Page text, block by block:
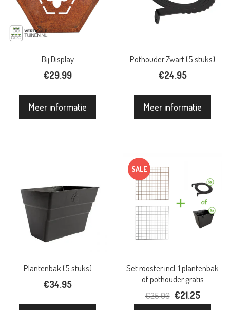
Bij Display
€29.99
Meer informatie
Pothouder Zwart (5 stuks)
€24.95
Meer informatie
Plantenbak (5 stuks)
€34.95
SALE
Set rooster incl. 1 plantenbak
of pothouder gratis
€25.00 Oorspronkelijke
€21.25Huidige